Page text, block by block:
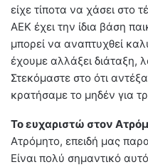
είχε τίποτα να χάσει στο
ΑΕΚ έχει την ίδια βάση
μπορεί να αναπτυχθεί
έχουμε αλλάξει διάταξη,
Στεκόμαστε στο ότι
κρατήσαμε το μηδέν για
Το ευχαριστώ στον
Ατρόμητο, επειδή μας
Είναι πολύ σημαντικό